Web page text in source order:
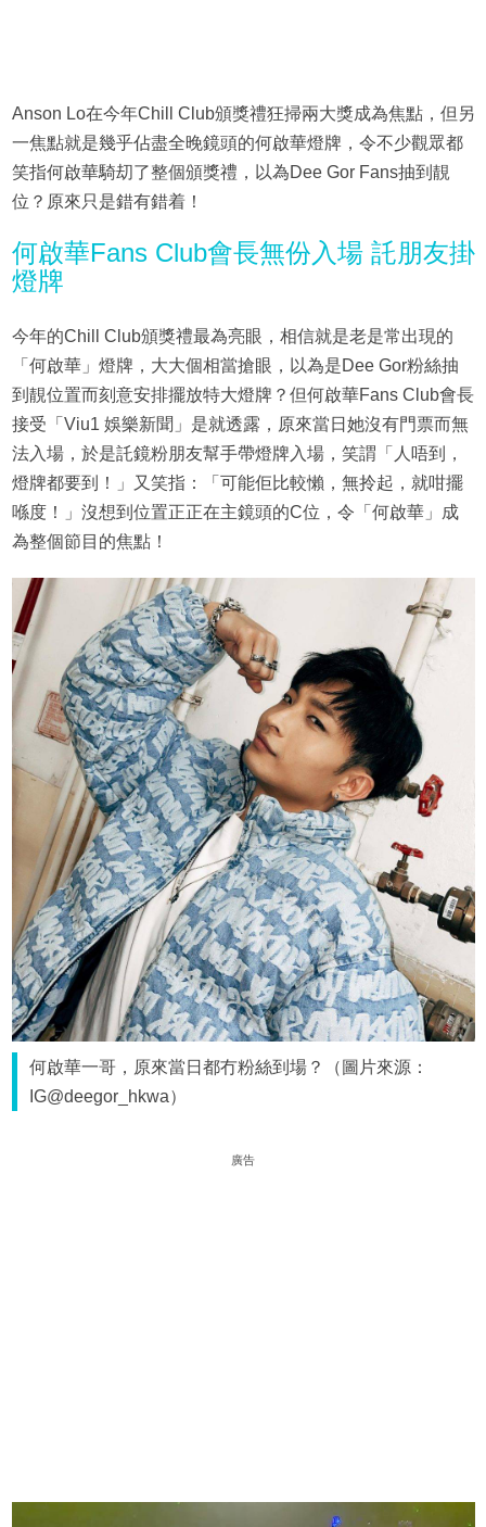
Anson Lo在今年Chill Club頒獎禮狂掃兩大獎成為焦點，但另
一焦點就是幾乎佔盡全晚鏡頭的何啟華燈牌，令不少觀眾都
笑指何啟華騎刧了整個頒獎禮，以為Dee Gor Fans抽到靚
位？原來只是錯有錯着！
何啟華Fans Club會長無份入場 託朋友掛
燈牌
今年的Chill Club頒獎禮最為亮眼，相信就是老是常出現的
「何啟華」燈牌，大大個相當搶眼，以為是Dee Gor粉絲抽
到靚位置而刻意安排擺放特大燈牌？但何啟華Fans Club會長
接受「Viu1 娛樂新聞」是就透露，原來當日她沒有門票而無
法入場，於是託鏡粉朋友幫手帶燈牌入場，笑謂「人唔到，
燈牌都要到！」又笑指：「可能佢比較懶，無拎起，就咁擺
喺度！」沒想到位置正正在主鏡頭的C位，令「何啟華」成
為整個節目的焦點！
何啟華一哥，原來當日都冇粉絲到場？（圖片來源：
IG@deegor_hkwa）
廣告